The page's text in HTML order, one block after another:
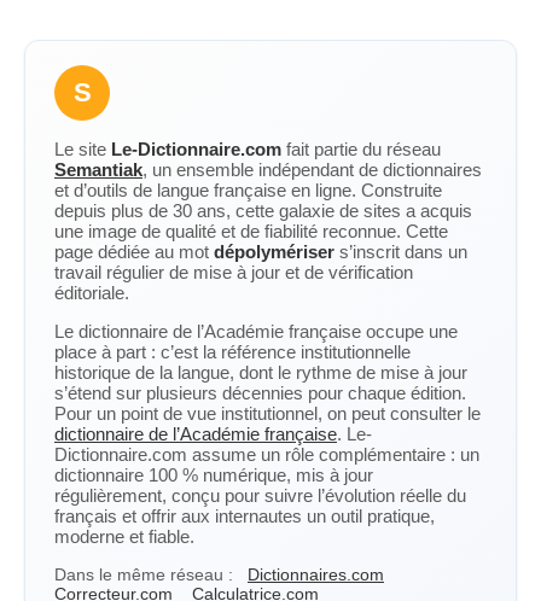
S
Le site Le-Dictionnaire.com fait partie du réseau
Semantiak, un ensemble indépendant de dictionnaires
et d’outils de langue française en ligne. Construite
depuis plus de 30 ans, cette galaxie de sites a acquis
une image de qualité et de fiabilité reconnue. Cette
page dédiée au mot dépolymériser s’inscrit dans un
travail régulier de mise à jour et de vérification
éditoriale.
Le dictionnaire de l’Académie française occupe une
place à part : c’est la référence institutionnelle
historique de la langue, dont le rythme de mise à jour
s’étend sur plusieurs décennies pour chaque édition.
Pour un point de vue institutionnel, on peut consulter le
dictionnaire de l’Académie française. Le-
Dictionnaire.com assume un rôle complémentaire : un
dictionnaire 100 % numérique, mis à jour
régulièrement, conçu pour suivre l’évolution réelle du
français et offrir aux internautes un outil pratique,
moderne et fiable.
Dans le même réseau :
Dictionnaires.com
Correcteur.com
Calculatrice.com